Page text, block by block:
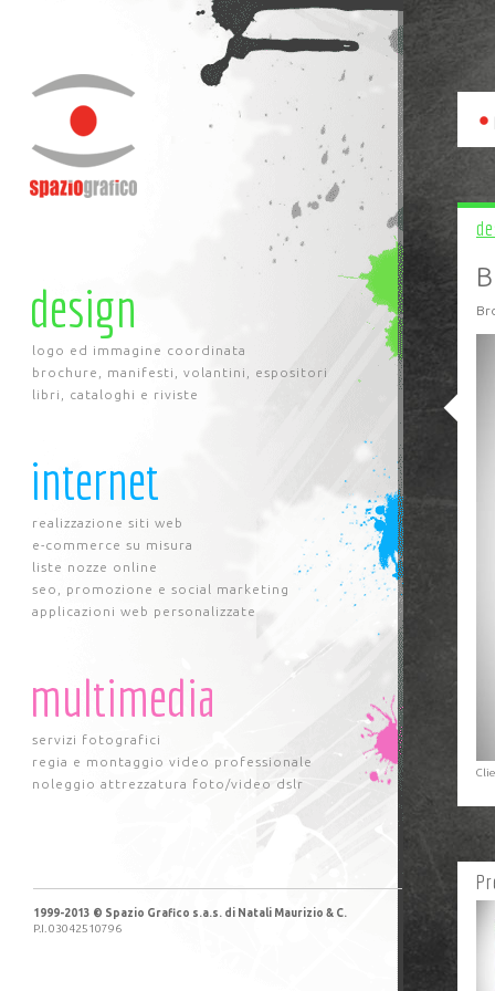
design
logo ed immagine coordinata
brochure, manifesti, volantini, espositori
libri, cataloghi e riviste
internet
realizzazione siti web
e-commerce su misura
liste nozze online
seo, promozione e social marketing
applicazioni web personalizzate
multimedia
servizi fotografici
regia e montaggio video professionale
noleggio attrezzatura foto/video dslr
1999-2013 © Spazio Grafico s.a.s. di Natali Maurizio & C.
P.I. 03042510796